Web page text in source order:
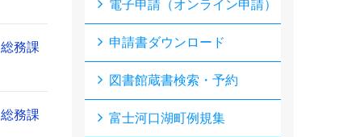
総務課
総務課
電子申請（オンライン申請）
申請書ダウンロード
図書館蔵書検索・予約
富士河口湖町例規集